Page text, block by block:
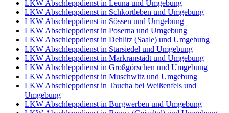
LKW Abschleppdienst in Leuna und Umgebung
LKW Abschleppdienst in Schkortleben und Umgebung
LKW Abschleppdienst in Sössen und Umgebung
LKW Abschleppdienst in Poserna und Umgebung
LKW Abschleppdienst in Dehlitz (Saale) und Umgebung
LKW Abschleppdienst in Starsiedel und Umgebung
LKW Abschleppdienst in Markranstädt und Umgebung
LKW Abschleppdienst in Großgörschen und Umgebung
LKW Abschleppdienst in Muschwitz und Umgebung
LKW Abschleppdienst in Taucha bei Weißenfels und
Umgebung
LKW Abschleppdienst in Burgwerben und Umgebung